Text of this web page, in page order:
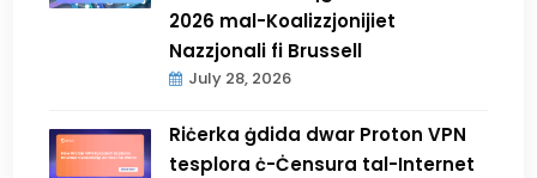
2026 mal-Koalizzjonijiet
Nazzjonali fi Brussell
July 28, 2026
Riċerka ġdida dwar Proton VPN
tesplora ċ-Ċensura tal-Internet